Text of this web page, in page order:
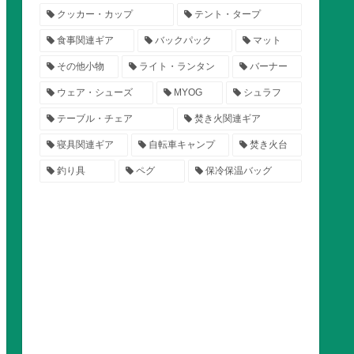
クッカー・カップ テント・タープ
食事関連ギア バックパック マット
その他小物 ライト・ランタン バーナー
ウェア・シューズ MYOG シュラフ
テーブル・チェア 焚き火関連ギア
寝具関連ギア 自転車キャンプ 焚き火台
釣り具 ペグ 保冷保温バッグ